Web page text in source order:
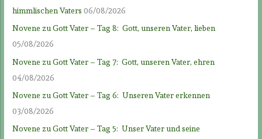
himmlischen Vaters 06/08/2026
Novene zu Gott Vater – Tag 8: Gott, unseren Vater, lieben
05/08/2026
Novene zu Gott Vater – Tag 7: Gott, unseren Vater, ehren
04/08/2026
Novene zu Gott Vater – Tag 6: Unseren Vater erkennen
03/08/2026
Novene zu Gott Vater – Tag 5: Unser Vater und seine